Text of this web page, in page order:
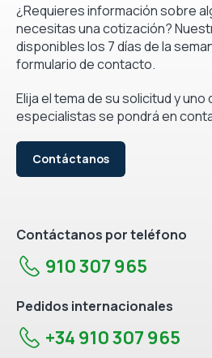
¿Requieres información sobre
necesitas una cotización?
disponibles los 7 días de la
formulario de contacto.
Elija el tema de su solicitud y
especialistas se pondrá en
Contáctanos
Contáctanos por teléfono
910 307 965
Pedidos internacionales
+34 910 307 965